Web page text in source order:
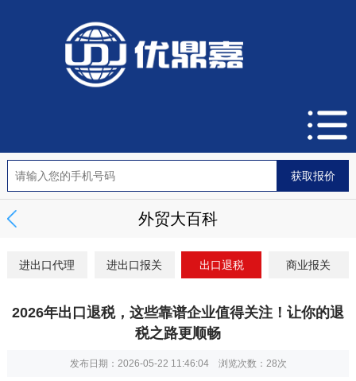
外贸大百科
进出口代理 进出口报关 出口退税 商业报关
2026年出口退税，这些靠谱企业值得关注！让你的退
税之路更顺畅
发布日期：2026-05-22 11:46:04 浏览次数： 28次